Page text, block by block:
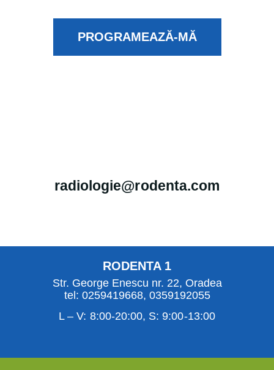
PROGRAMEAZĂ-MĂ
radiologie@rodenta.com
RODENTA 1
Str. George Enescu nr. 22, Oradea
tel: 0259419668, 0359192055
L – V: 8:00-20:00, S: 9:00-13:00